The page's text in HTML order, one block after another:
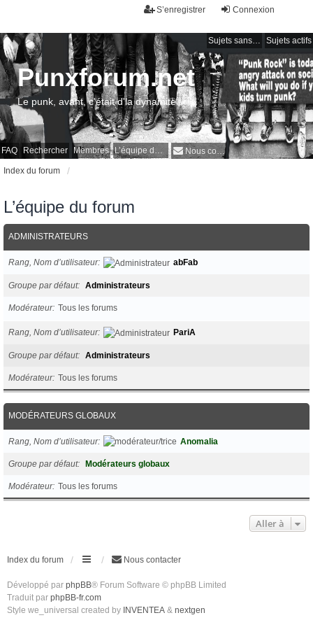
Connexion
S’enregistrer
Sujets sans réponse Sujets actifs
FAQ Rechercher Membres L’équipe du forum Nous contacter
Punxforum.net
Le punk, avant, c'était d'la dynamite !
Index du forum
L’équipe du forum
ADMINISTRATEURS
Rang, Nom d’utilisateur abFab
Groupe par défaut Administrateurs
Modérateur Tous les forums
Rang, Nom d’utilisateur PariA
Groupe par défaut Administrateurs
Modérateur Tous les forums
MODÉRATEURS GLOBAUX
Rang, Nom d’utilisateur Anomalia
Groupe par défaut Modérateurs globaux
Modérateur Tous les forums
Aller à
Index du forum Nous contacter
Développé par phpBB® Forum Software © phpBB Limited
Traduit par phpBB-fr.com
Style we_universal created by INVENTEA & nextgen